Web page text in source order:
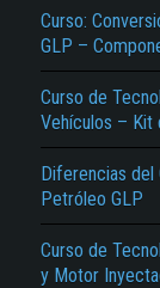
Curso:
GLP –
Curso de
Vehículos – Kit
Diferencias del
Petróleo GLP
Curso de
y Motor
El